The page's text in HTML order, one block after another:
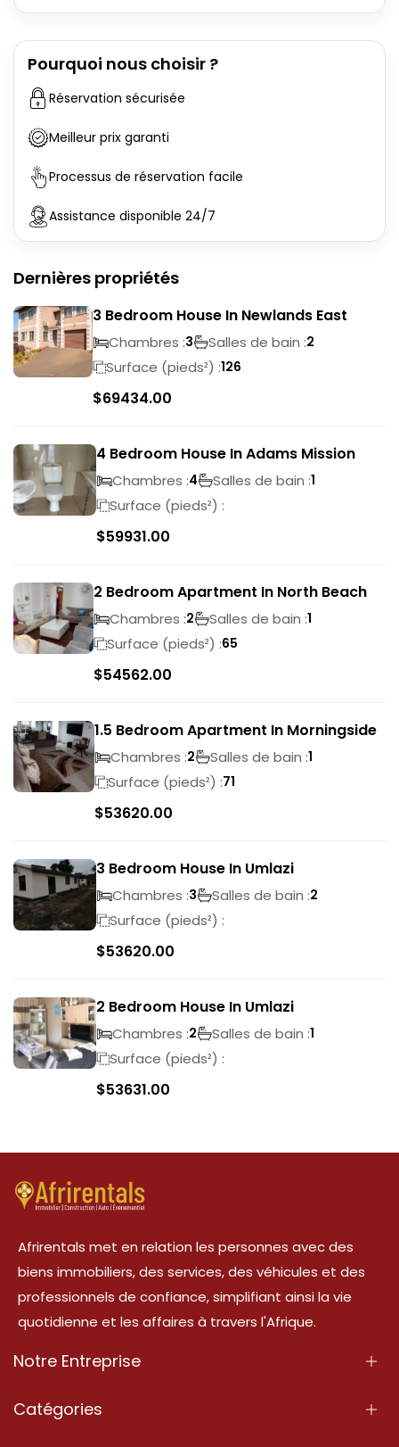
Pourquoi nous choisir ?
Réservation sécurisée
Meilleur prix garanti
Processus de réservation facile
Assistance disponible 24/7
Dernières propriétés
3 Bedroom House In Newlands East
Chambres :3 Salles de bain :2
Surface (pieds²) :126
$69434.00
4 Bedroom House In Adams Mission
Chambres :4 Salles de bain :1
Surface (pieds²) :
$59931.00
2 Bedroom Apartment In North Beach
Chambres :2 Salles de bain :1
Surface (pieds²) :65
$54562.00
1.5 Bedroom Apartment In Morningside
Chambres :2 Salles de bain :1
Surface (pieds²) :71
$53620.00
3 Bedroom House In Umlazi
Chambres :3 Salles de bain :2
Surface (pieds²) :
$53620.00
2 Bedroom House In Umlazi
Chambres :2 Salles de bain :1
Surface (pieds²) :
$53631.00
Afrirentals met en relation les personnes avec des
biens immobiliers, des services, des véhicules et des
professionnels de confiance, simplifiant ainsi la vie
quotidienne et les affaires à travers l'Afrique.
Notre Entreprise
À Propos
Catégories